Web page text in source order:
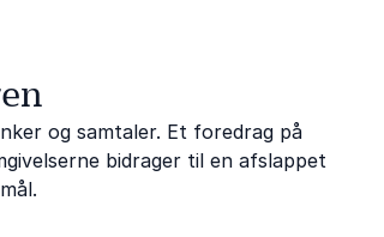
og samtaler. Et foredrag på
bidrager til en afslappet